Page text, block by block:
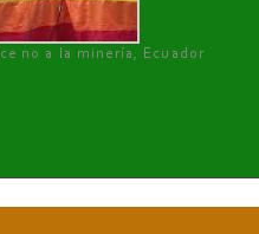
no a la minería, Ecuador